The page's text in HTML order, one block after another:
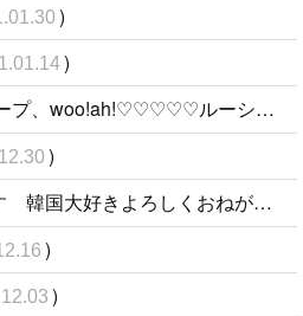
)
)
シーちゃんが推しです！なんでもっと知名度上がらないのかが不思議… (
)
大好きよろしくおねがいしますー (
)
)